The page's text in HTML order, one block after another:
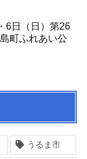
6日（日）第26
町ふれあい公
うるま市